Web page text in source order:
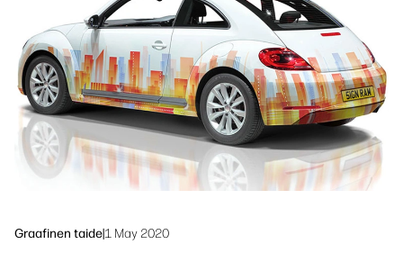
Seuraa meitä
linkedInfacebook
twitteryoutube
Työnkulun ratkaisut
Kestävyys
Graafinen taide|1 May 2020